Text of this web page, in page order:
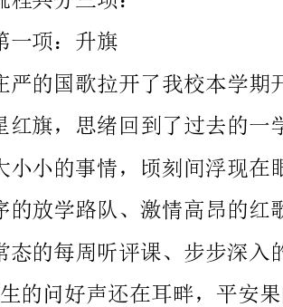
我们将以怎样的姿态来迎接新的考验?
演;学生的问好声还在耳畔，平安果的香甜还在心间……